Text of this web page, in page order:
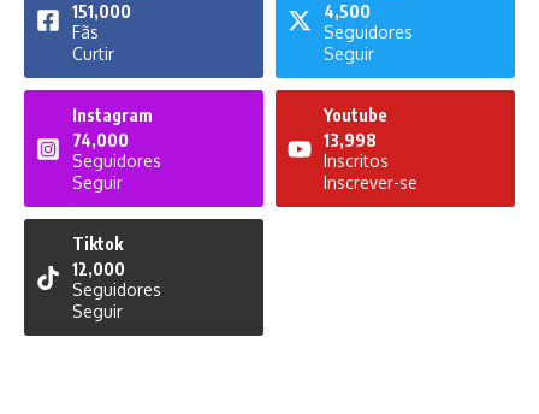
151,000
Fãs
Curtir
4,500
Seguidores
Seguir
Instagram
74,000
Seguidores
Seguir
Youtube
13,998
Inscritos
Inscrever-se
Tiktok
12,000
Seguidores
Seguir